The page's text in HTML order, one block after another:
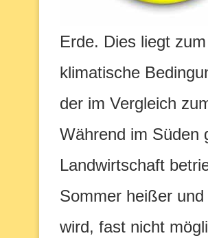
Erde. Dies liegt
klimatische
der im Vergleich
Während im Süden
Landwirtschaft
Sommer heißer
wird, fast nicht